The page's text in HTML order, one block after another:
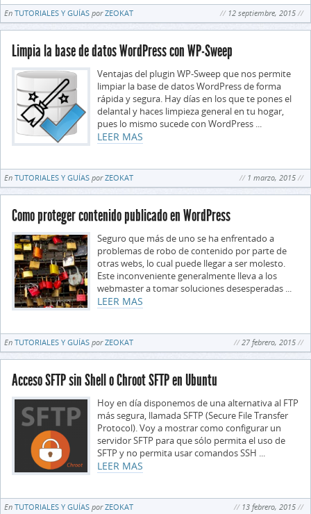
En TUTORIALES Y GUÍAS porZEOKAT 12 septiembre, 2015
Limpia la base de datos WordPress con WP-Sweep
Ventajas del plugin WP-Sweep que nos permite
limpiar la base de datos WordPress de forma
rápida y segura. Hay días en los que te pones el
delantal y haces limpieza general en tu hogar,
pues lo mismo sucede con WordPress ...
LEER MAS
En TUTORIALES Y GUÍAS porZEOKAT 1 marzo, 2015
Como proteger contenido publicado en WordPress
Seguro que más de uno se ha enfrentado a
problemas de robo de contenido por parte de
otras webs, lo cual puede llegar a ser molesto.
Este inconveniente generalmente lleva a los
webmaster a tomar soluciones desesperadas ...
LEER MAS
En TUTORIALES Y GUÍAS porZEOKAT 27 febrero, 2015
Acceso SFTP sin Shell o Chroot SFTP en Ubuntu
Hoy en día disponemos de una alternativa al FTP
más segura, llamada SFTP (Secure File Transfer
Protocol). Voy a mostrar como configurar un
servidor SFTP para que sólo permita el uso de
SFTP y no permita usar comandos SSH ...
LEER MAS
En TUTORIALES Y GUÍAS porZEOKAT 13 febrero, 2015